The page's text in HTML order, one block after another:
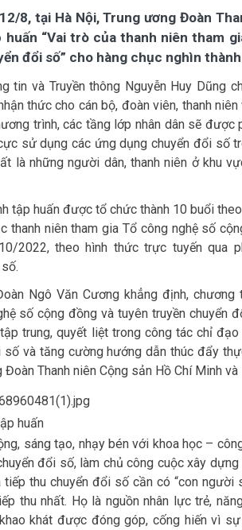
8, tại Hà Nội, Trung ương Đoàn
“Vai trò của thanh niên tham
đổi số” cho hàng chục nghìn
tin và Truyền thông Nguyễn Huy Dũng
thức cho cán bộ, đoàn viên, thanh
trình, các tầng lớp nhân dân sẽ được
sử dụng các ứng dụng chuyển đổi số
là những người dân, thanh niên ở khu
tập huấn được tổ chức thành 10 buổi
thanh niên tham gia Tổ công nghệ số
2022, theo hình thức trực tuyến qua
Ngô Văn Cương khẳng định, chương
số cộng đồng và tuyên truyền chuyển
trung, quyết liệt trong công tác chỉ
số và tăng cường hướng dẫn thúc đẩy
Thanh niên Cộng sản Hồ Chí Minh
huấn
sáng tạo, nhạy bén với khoa học –
đổi số, làm chủ công cuộc xây
tiếp thu chuyển đổi số cần có “con
thu nhất. Họ là nguồn nhân lực trẻ,
khát được đóng góp, cống hiến vì